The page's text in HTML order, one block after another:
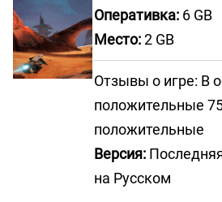
Оперативка: 6 GB
Место:2 GB
Отзывы о игре: В
положительные
положительные
Версия:
на Русском